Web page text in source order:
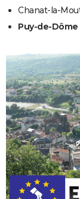
Chanat-la-
Puy-de-Dôme